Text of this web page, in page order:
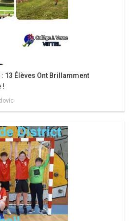
13 Élèves Ont Brillamment
!